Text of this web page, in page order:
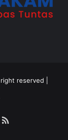
reserved |